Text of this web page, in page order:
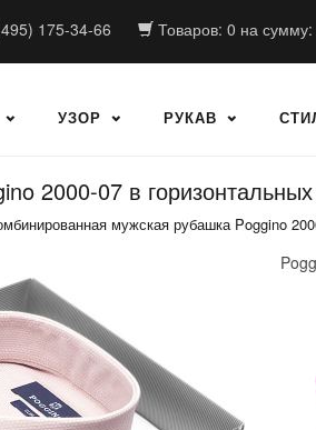
175-34-66 Товаров: 0 на сумму:
УЗОР РУКАВ
2000-07 в
мужская рубашка Poggino